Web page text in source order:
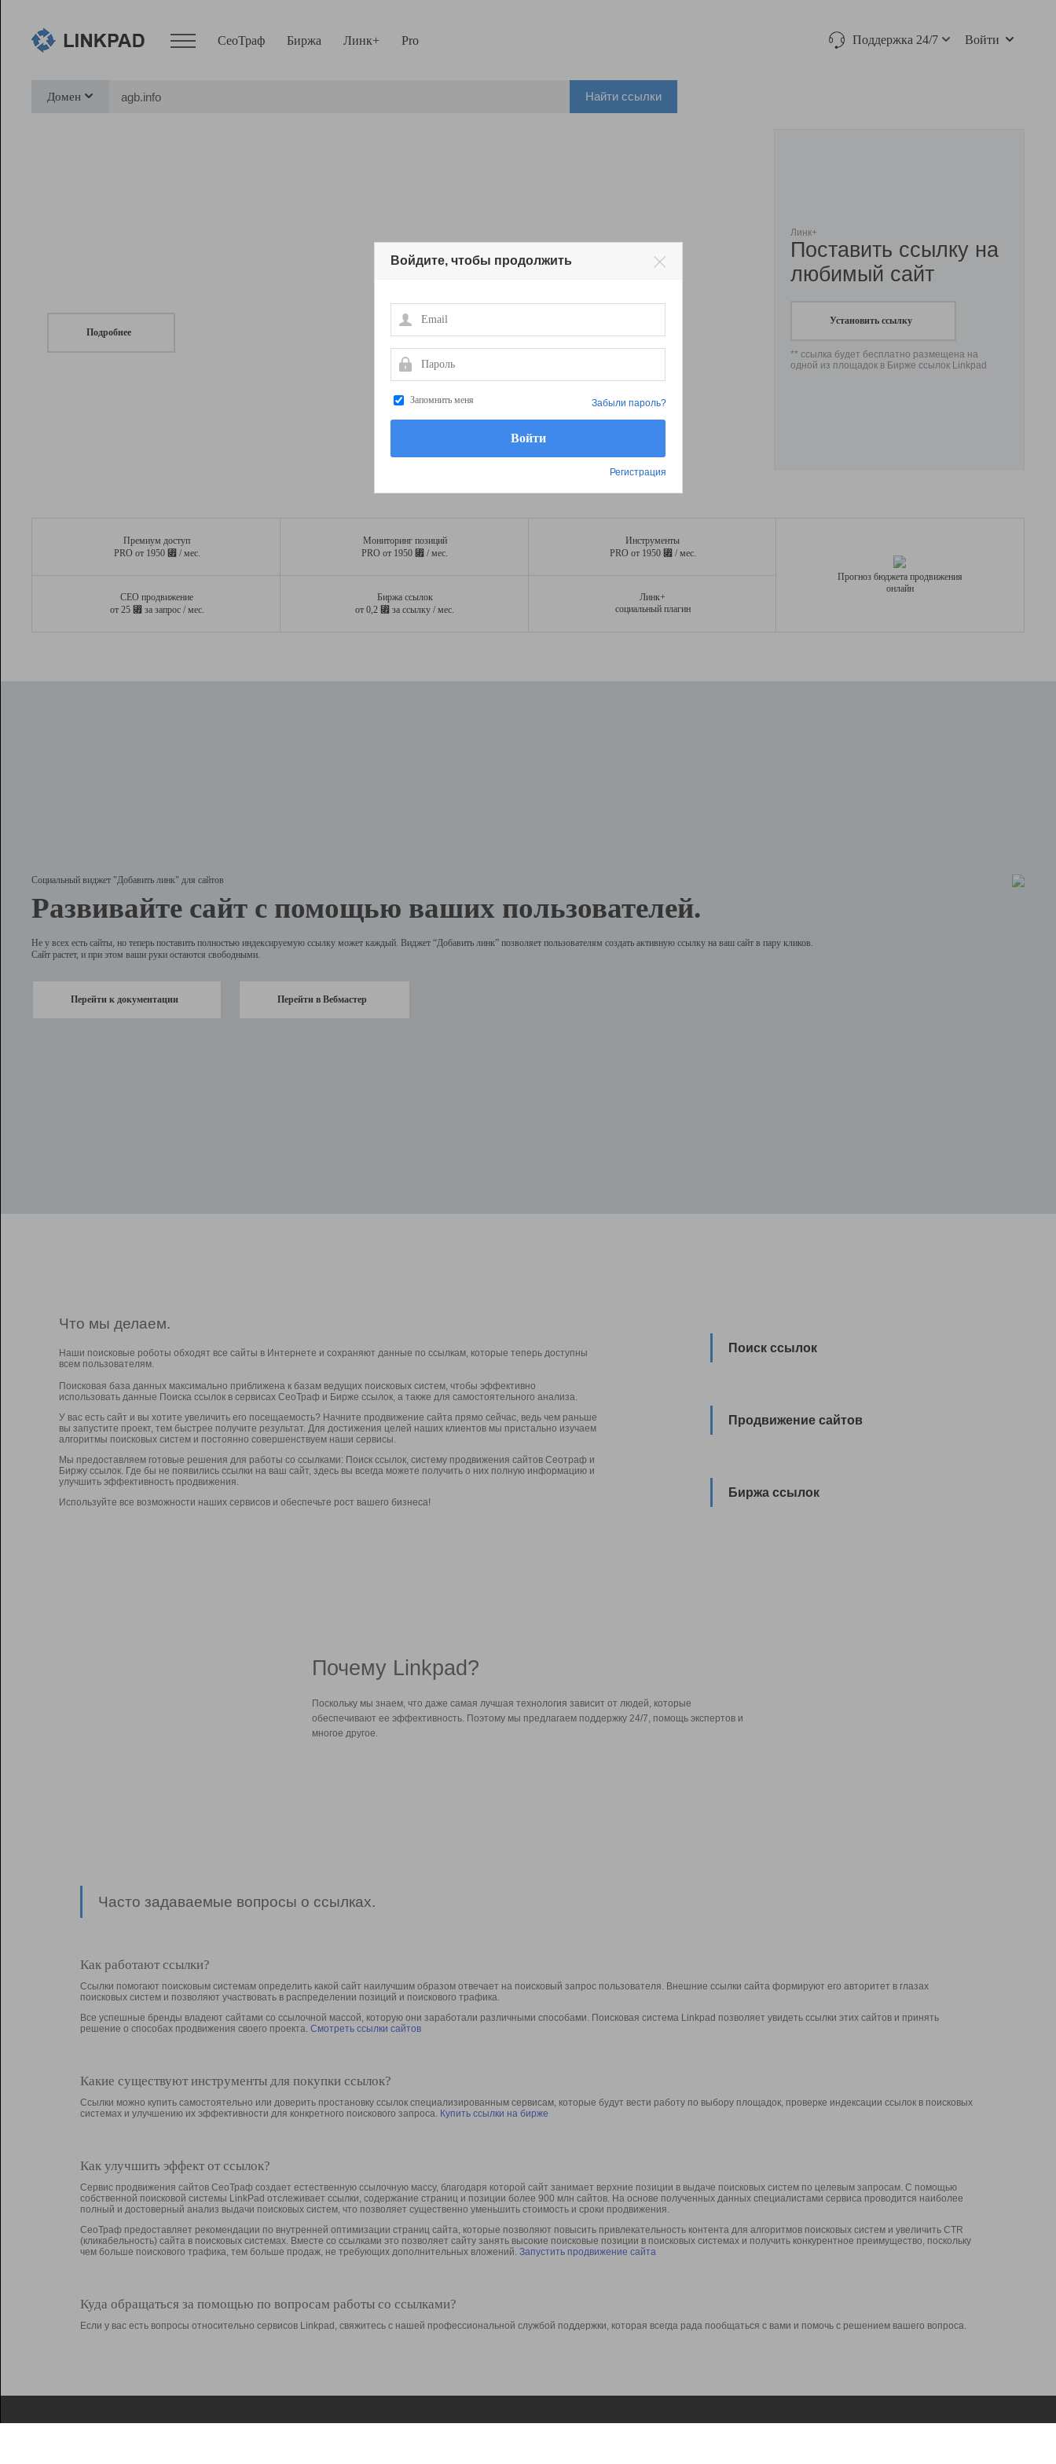
СеоТраф Биржа Линк+ Pro Поддержка 24/7 Войти
Домен Найти ссылки
Подробнее
Линк+
Поставить ссылку на
любимый сайт
Установить ссылку
** ссылка будет бесплатно размещена на
одной из площадок в Бирже ссылок Linkpad
Премиум доступ
PRO от 1950 ⃏ / мес.
Мониторинг позиций
PRO от 1950 ⃏ / мес.
Инструменты
PRO от 1950 ⃏ / мес.
СЕО продвижение
от 25 ⃏ за запрос / мес.
Биржа ссылок
от 0,2 ⃏ за ссылку / мес.
Линк+
социальный плагин
Прогноз бюджета продвижения
онлайн
Социальный виджет "Добавить линк" для сайтов
Развивайте сайт с помощью ваших пользователей.
Не у всех есть сайты, но теперь поставить полностью индексируемую ссылку может каждый. Виджет “Добавить линк” позволяет пользователям создать активную ссылку на ваш сайт в пару кликов.
Сайт растет, и при этом ваши руки остаются свободными.
Перейти к документации Перейти в Вебмастер
Что мы делаем.
Наши поисковые роботы обходят все сайты в Интернете и сохраняют данные по ссылкам, которые теперь доступны
всем пользователям.
Поисковая база данных максимально приближена к базам ведущих поисковых систем, чтобы эффективно
использовать данные Поиска ссылок в сервисах СеоТраф и Бирже ссылок, а также для самостоятельного анализа.
У вас есть сайт и вы хотите увеличить его посещаемость? Начните продвижение сайта прямо сейчас, ведь чем раньше
вы запустите проект, тем быстрее получите результат. Для достижения целей наших клиентов мы пристально изучаем
алгоритмы поисковых систем и постоянно совершенствуем наши сервисы.
Мы предоставляем готовые решения для работы со ссылками: Поиск ссылок, систему продвижения сайтов Сеотраф и
Биржу ссылок. Где бы не появились ссылки на ваш сайт, здесь вы всегда можете получить о них полную информацию и
улучшить эффективность продвижения.
Используйте все возможности наших сервисов и обеспечьте рост вашего бизнеса!
Поиск ссылок
Продвижение сайтов
Биржа ссылок
Почему Linkpad?
Поскольку мы знаем, что даже самая лучшая технология зависит от людей, которые
обеспечивают ее эффективность. Поэтому мы предлагаем поддержку 24/7, помощь экспертов и
многое другое.
Часто задаваемые вопросы о ссылках.
Как работают ссылки?
Ссылки помогают поисковым системам определить какой сайт наилучшим образом отвечает на поисковый запрос пользователя. Внешние ссылки сайта формируют его авторитет в глазах
поисковых систем и позволяют участвовать в раcпределении позиций и поискового трафика.
Все успешные бренды владеют сайтами со ссылочной массой, которую они заработали различными способами. Поисковая система Linkpad позволяет увидеть ссылки этих сайтов и принять
решение о способах продвижения своего проекта. Смотреть ссылки сайтов
Какие существуют инструменты для покупки ссылок?
Ссылки можно купить самостоятельно или доверить простановку ссылок специализированным сервисам, которые будут вести работу по выбору площадок, проверке индексации ссылок в поисковых
системах и улучшению их эффективности для конкретного поискового запроса. Купить ссылки на бирже
Как улучшить эффект от ссылок?
Сервис продвижения сайтов СеоТраф создает естественную ссылочную массу, благодаря которой сайт занимает верхние позиции в выдаче поисковых систем по целевым запросам. С помощью
собственной поисковой системы LinkPad отслеживает ссылки, содержание страниц и позиции более 900 млн сайтов. На основе полученных данных специалистами сервиса проводится наиболее
полный и достоверный анализ выдачи поисковых систем, что позволяет существенно уменьшить стоимость и сроки продвижения.
СеоТраф предоставляет рекомендации по внутренней оптимизации страниц сайта, которые позволяют повысить привлекательность контента для алгоритмов поисковых систем и увеличить CTR
(кликабельность) сайта в поисковых системах. Вместе со ссылками это позволяет сайту занять высокие поисковые позиции в поисковых системах и получить конкурентное преимущество, поскольку
чем больше поискового трафика, тем больше продаж, не требующих дополнительных вложений. Запустить продвижение сайта
Куда обращаться за помощью по вопросам работы со ссылками?
Если у вас есть вопросы относительно сервисов Linkpad, свяжитесь с нашей профессиональной службой поддержки, которая всегда рада пообщаться с вами и помочь с решением вашего вопроса.
Войдите, чтобы продолжить
Email
Пароль
Запомнить меня
Регистрация
Забыли пароль?